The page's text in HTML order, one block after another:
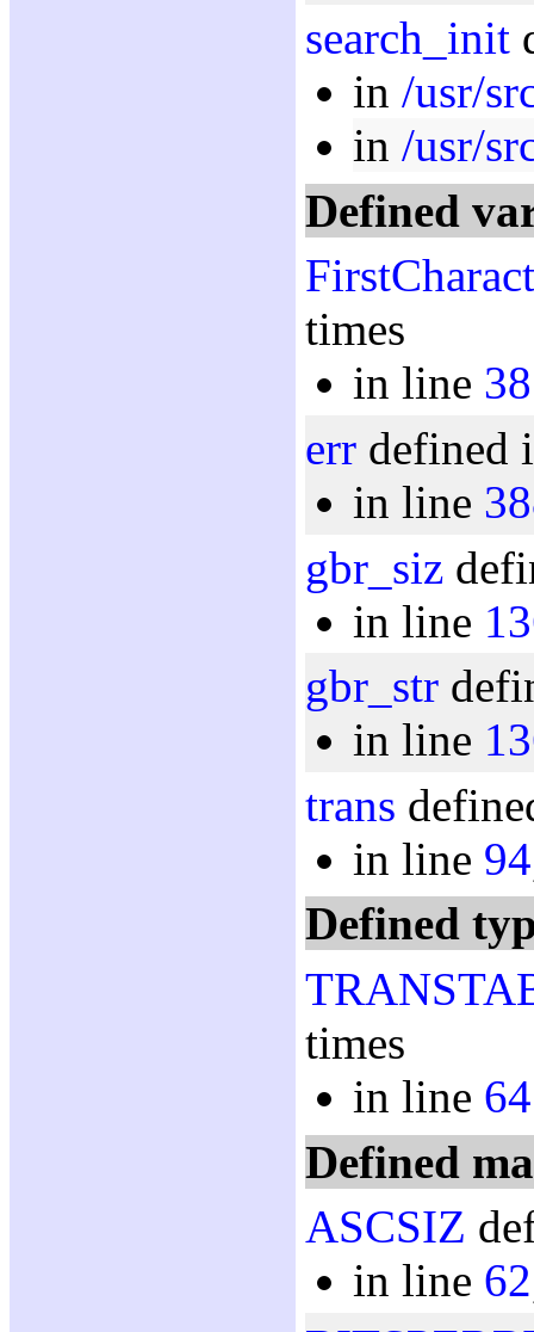
search_init
in /usr/
in /usr/
Defined
times
in line
err defined
in line
gbr_siz
in line
gbr_str
in line
trans
in line 94
Defined
times
in line 64
Defined
ASCSIZ
in line 62